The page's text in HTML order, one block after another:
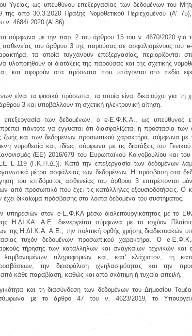
Υγείας, ως υπευθύνου επεξεργασίας των δεδομένων του
από 30.3.2020 Πράξης Νομοθετικού Περιεχομένου (Α'
ν. 4684/ 2020 (Α' 86).
σύμφωνα με την παρ. 2 του άρθρου 15 του ν. 4670/2020 για
ασθενείας του άρθρου 3 της παρούσας σε ασφαλισμένους του
τα οποία τυγχάνουν επεξεργασίας, περιορίζονται
υλοποιηθούν οι διατάξεις της παρούσας και της σχετικής
και αφορούν στα πρόσωπα που υπάγονται στο πεδίο
είναι τα φυσικά πρόσωπα, τα οποία είναι δικαιούχοι για τη
3 και υποβάλλουν τη σχετική ηλεκτρονική αίτηση.
των δεδομένων, ο e-Ε.Φ.Κ.Α., ως υπεύθυνος
πάντοτε να εγγυάται ότι διασφαλίζεται η προστασία
ζωής και των δεδομένων προσωπικού χαρακτήρα, σύμφωνα
νομοθεσία και, ιδίως, σύμφωνα με τις διατάξεις του
(ΕΕ) 2016/679 του Ευρωπαϊκού Κοινοβουλίου και του
L 119 (Γ.Κ.Π.Δ.)]. Κατά την επεξεργασία των δεδομένων
μέτρα ασφάλειας των δεδομένων. Η πρόσβαση στα
του επιδόματος ασθενείας του άρθρου 3 επιτρέπονται
από προσωπικό που έχει τις κατάλληλες εξουσιοδοτήσεις. Ο
έχει δικαίωμα πρόσβασης στα λοιπά δεδομένα του συστήματος.
υπηρεσιών στον e-Ε.Φ.ΚΑ μέσω διαλειτουργικότητας με το
Η.ΔΙ.ΚΑ. Α.Ε. διενεργείται σύμφωνα με το ισχύον
της Η.ΔΙ.Κ.Α. Α.Ε., την πολιτική ορθής χρήσης διαδικτυακών
τυχόν δεδομένων προσωπικού χαρακτήρα. Ο e-
τήρησης των κατάλληλων και αναγκαίων τεχνικών και
πληροφοριών και, κατ' ελάχιστον, τη
την διασφάλιση ιχνηλασιμότητας και την
κάθε παραβίαση, καθώς και από σκόπιμη ή τυχαία απειλή.
και τη διασύνδεση των δεδομένων του Δημοσίου
σύμφωνα με το άρθρο 47 του ν. 4623/2019, το